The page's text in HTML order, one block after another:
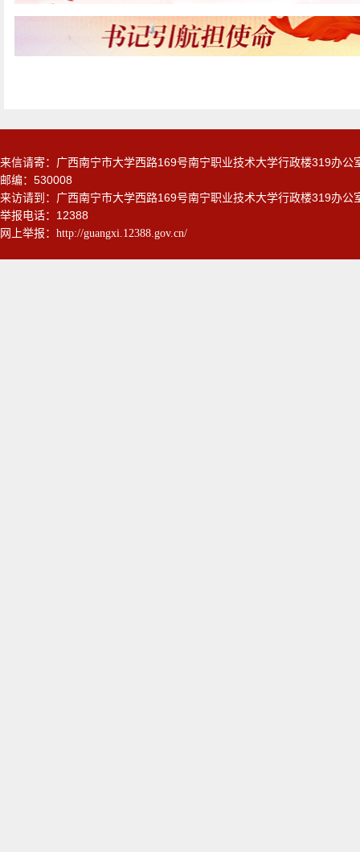
来信请寄：广西南宁市大学西路169号南宁职业技术大学行政楼319办
邮编：530008
来访请到：广西南宁市大学西路169号南宁职业技术大学行政楼319办
举报电话：12388
网上举报： http://guangxi.12388.gov.cn/